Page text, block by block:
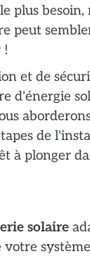
plus
peut
!
et de
d'énergie
de
à plonger
solaire